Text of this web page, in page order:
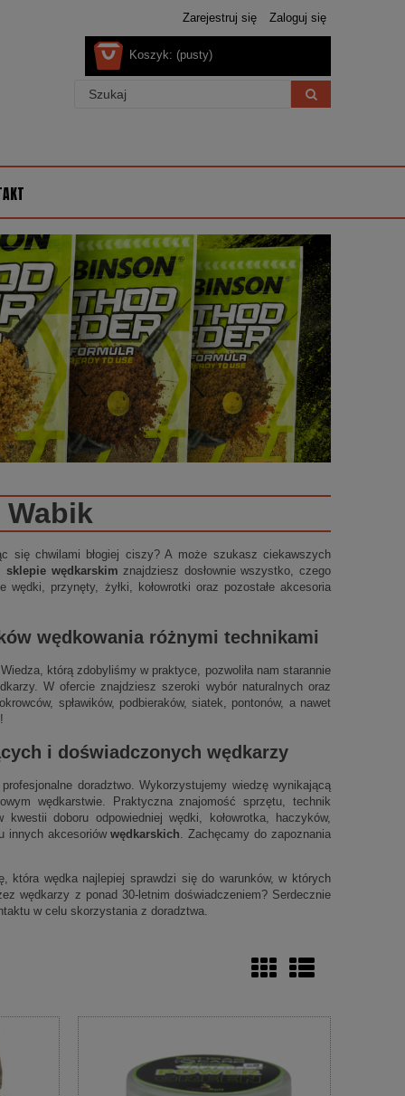
Zarejestruj się Zaloguj się
Koszyk: (pusty)
Wabik
się chwilami błogiej ciszy? A może szukasz ciekawszych
sklepie wędkarskim znajdziesz dosłownie wszystko, czego
przynęty, żyłki, kołowrotki oraz pozostałe akcesoria
wędkowania różnymi technikami
którą zdobyliśmy w praktyce, pozwoliła nam starannie
W ofercie znajdziesz szeroki wybór naturalnych oraz
spławików, podbieraków, siatek, pontonów, a nawet
i doświadczonych wędkarzy
doradztwo. Wykorzystujemy wiedzę wynikającą
wędkarstwie. Praktyczna znajomość sprzętu, technik
doboru odpowiedniej wędki, kołowrotka, haczyków,
innych akcesoriówwędkarskich. Zachęcamy do zapoznania
która wędka najlepiej sprawdzi się do warunków, w których
wędkarzy z ponad 30-letnim doświadczeniem? Serdecznie
w celu skorzystania z doradztwa.